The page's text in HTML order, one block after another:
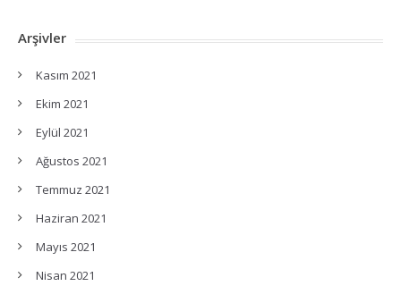
Arşivler
Kasım 2021
Ekim 2021
Eylül 2021
Ağustos 2021
Temmuz 2021
Haziran 2021
Mayıs 2021
Nisan 2021